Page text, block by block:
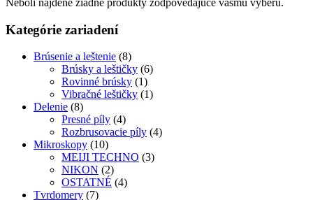
Kategórie zariadení
Brúsenie a leštenie (8)
Brúsky a leštičky (6)
Rovinné brúsky (1)
Vibračné leštičky (1)
Delenie (8)
Presné píly (4)
Rozbrusovacie píly (4)
Mikroskopy (10)
MEIJI TECHNO (3)
NIKON (2)
OSTATNÉ (4)
Tvrdomery (7)